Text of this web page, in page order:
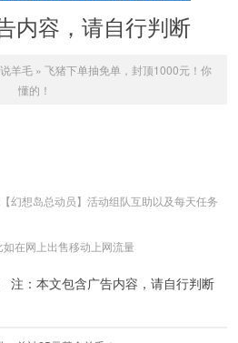
内容，请自行判断
羊毛» 飞猪下单抽免单，封顶1000元！你
懂的！
幻想岛总动员】活动组队互助以及每天任务
在网上出售移动上网流量
注：本文包含广告内容，请自行判断